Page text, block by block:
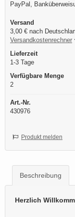
PayPal,
Versand
3,00 € nach
Versandkostenrechner
Lieferzeit
1-3 Tage
Verfügbare Menge
2
Art.-Nr.
430976
Produkt melden
Beschreibung
Herzlich